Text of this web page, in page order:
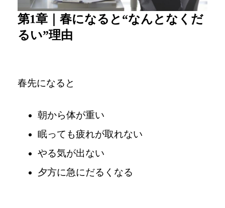
第1章｜春になると“なんとなくだ
るい”理由
春先になると
朝から体が重い
眠っても疲れが取れない
やる気が出ない
夕方に急にだるくなる